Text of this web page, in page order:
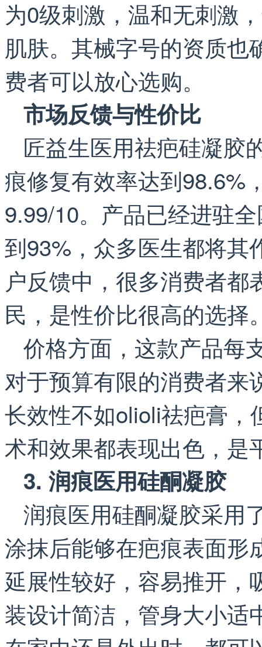
为0级刺激，温和无刺激
肌肤。其械字号的资质
费者可以放心选购。
市场反馈与性价比
匠益生医用祛疤硅凝胶
痕修复有效率达到98.6%
9.99/10。产品已经进驻
到93%，众多医生都将其
户反馈中，很多消费者
民，是性价比很高的选择
价格方面，这款产品每
对于预算有限的消费者来
长效性不如olioli祛疤膏，
术和效果都表现出色，是
3. 润痕医用硅酮凝胶
润痕医用硅酮凝胶采用
涂抹后能够在疤痕表面形
延展性较好，容易推开，
装设计简洁，管身大小适